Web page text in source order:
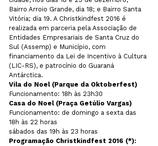
Bairro Arroio Grande, dia 18; e Bairro Santa
Vitória; dia 19. A Christkindfest 2016 é
realizada em parceria pela Associação de
Entidades Empresariais de Santa Cruz do
Sul (Assemp) e Município, com
financiamento da Lei de Incentivo à Cultura
(LIC-RS), e patrocínio do Guaraná
Antárctica.
Vila do Noel (Parque da Oktoberfest)
Funcionamento: 18h às 23h30
Casa do Noel (Praça Getúlio Vargas)
Funcionamento: de domingo a sexta das
18h às 22 horas
sábados das 19h às 23 horas
Programação Christkindfest 2016 (*):